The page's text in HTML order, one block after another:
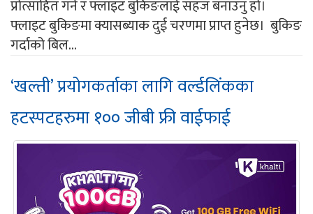
प्रोत्साहित गर्ने र फ्लाइट बुकिङलाई सहज बनाउनु हो।
फ्लाइट बुकिङमा क्यासब्याक दुई चरणमा प्राप्त हुनेछ। बुकिङ
गर्दाको बिल...
‘खल्ती’ प्रयोगकर्ताका लागि वर्ल्डलिंकका
हटस्पटहरुमा १०० जीबी फ्री वाईफाई